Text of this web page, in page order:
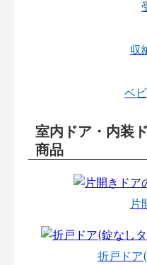
収
ベ
室内ドア・内装
商品
片
折戸ドア